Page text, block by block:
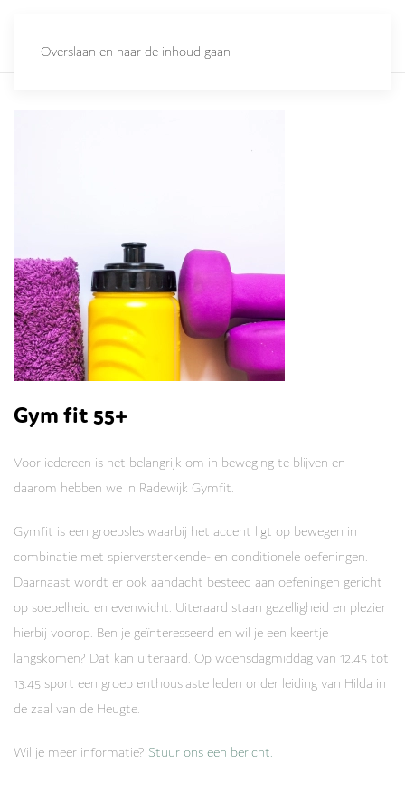
Overslaan en naar de inhoud gaan
Gym fit 55+
Voor iedereen is het belangrijk om in beweging te blijven en
daarom hebben we in Radewijk Gymfit.
Gymfit is een groepsles waarbij het accent ligt op bewegen in
combinatie met spierversterkende- en conditionele oefeningen.
Daarnaast wordt er ook aandacht besteed aan oefeningen gericht
op soepelheid en evenwicht. Uiteraard staan gezelligheid en plezier
hierbij voorop. Ben je geïnteresseerd en wil je een keertje
langskomen? Dat kan uiteraard. Op woensdagmiddag van 12.45 tot
13.45 sport een groep enthousiaste leden onder leiding van Hilda in
de zaal van de Heugte.
Wil je meer informatie? Stuur ons een bericht.